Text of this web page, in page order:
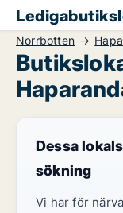
Norrbotten
Dessa
sökning
Vi har för